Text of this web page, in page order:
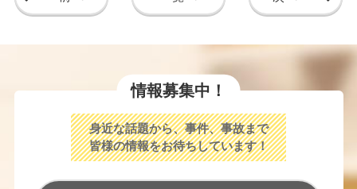
情報募集中！
身近な話題から、事件、事故まで
皆様の情報をお待ちしています！